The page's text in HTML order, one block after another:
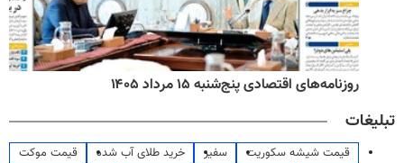
روزنامه‌های اقتصادی پنج‌شنبه ۱۵ مرداد ۱۴۰۵
تبلیغات
قیمت شیشه سکوریت سفیر خرید طلای آب شده
قیمت موکت